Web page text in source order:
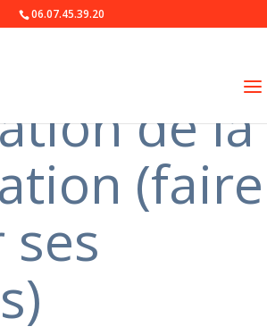
06.07.45.39.20
de la
(faire
ses